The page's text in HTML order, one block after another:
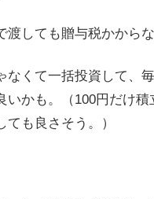
渡しても贈与税かから
なくて一括投資して、
いかも。（100円だけ積
ても良さそう。）